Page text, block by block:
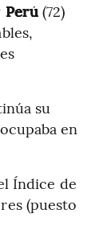
Perú(72)
su
en
Índice de
(puesto